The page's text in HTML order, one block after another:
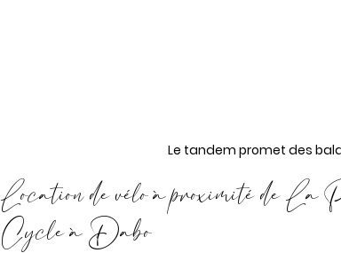
Le tandem promet des
Location de vélo à proximité de
Cycle à Dabo